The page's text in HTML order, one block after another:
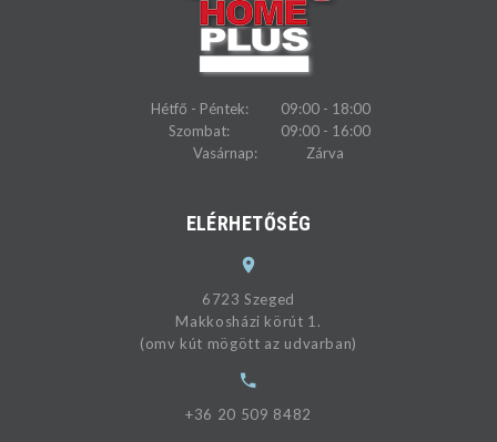
Hétfő - Péntek:
09:00 - 18:00
Szombat:
09:00 - 16:00
Vasárnap:
Zárva
ELÉRHETŐSÉG
6723 Szeged
Makkosházi körút 1.
(omv kút mögött az udvarban)
+36 20 509 8482